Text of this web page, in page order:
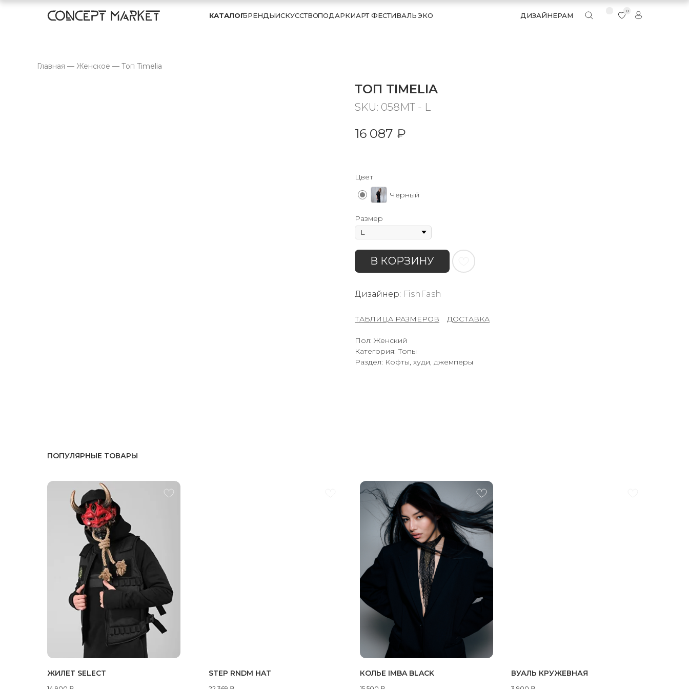
ДИЗАЙНЕРАМ
КАТАЛОГБРЕНДЫИСКУССТВОПОДАРКИАРТ ФЕСТИВАЛЬЭКО
0
Главная — Женское — Топ Timelia
ТОП TIMELIA
SKU: 058MT - L
16 087 ₽
Цвет
Чёрный
Размер
В КОРЗИНУ
Дизайнер: FishFash
ТАБЛИЦА РАЗМЕРОВ ДОСТАВКА
Пол: Женский
Категория: Топы
Раздел: Кофты, худи, джемперы
ПОПУЛЯРНЫЕ ТОВАРЫ
ЖИЛЕТ SELECT STEP RNDM HAT КОЛЬЕ IMBA BLACK ВУАЛЬ КРУЖЕВНАЯ